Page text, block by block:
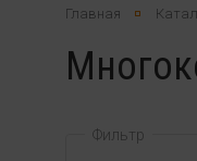
Главная
Фильтр